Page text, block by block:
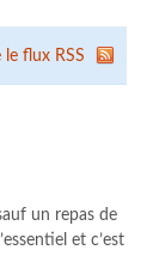
le flux RSS
un repas de
et c’est